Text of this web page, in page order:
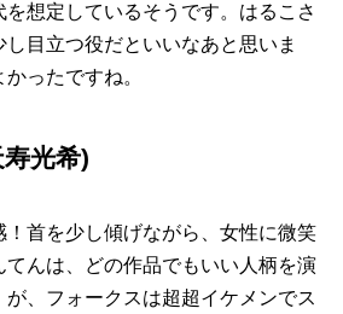
想定しているそうです。はるこさ
目立つ役だといいなあと思いま
ったですね。
光希)
首を少し傾げながら、女性に微笑
んは、どの作品でもいい人柄を演
が、フォークスは超超イケメンでス